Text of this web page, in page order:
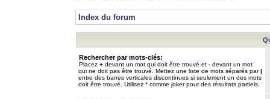
Index du forum
Rechercher par mots-clés:
Placez + devant un mot qui doit être trouvé et - devant un mot
qui ne doit pas être trouvé. Mettez une liste de mots séparés par|
entre des barres verticales discontinues si seulement un des mots
doit être trouvé. Utilisez * comme joker pour des résultats partiels.